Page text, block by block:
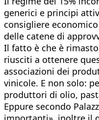
generici e principi
consigliere
delle catene di
Il fatto è che è
riusciti a ottenere
associazioni dei
vinicole. E non solo:
produttori di olio,
Eppure secondo